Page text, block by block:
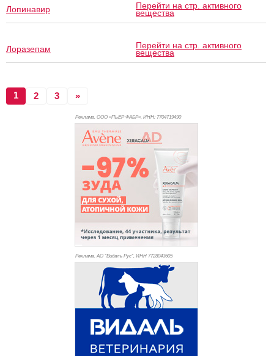
Лопинавир Перейти на стр. активного
вещества
Лоразепам Перейти на стр. активного
вещества
1 2 3 »
Реклама. ООО «ПЬЕР ФАБР», ИНН: 7704719490
Реклама. АО "Видаль Рус", ИНН 7728043605